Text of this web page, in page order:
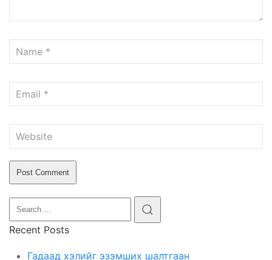
Recent Posts
Гадаад хэлийг эзэмших шалтгаан